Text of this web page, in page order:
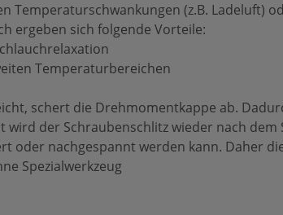
Temperaturschwankungen (z.B. Ladeluft)
ergeben sich folgende Vorteile:
Temperaturbereichen
schert die Drehmomentkappe ab.
der Schraubenschlitz wieder nach dem
oder nachgespannt werden kann. Daher
Spezialwerkzeug